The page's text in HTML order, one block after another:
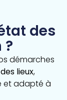
des
?
démarches
lieux,
et adapté à